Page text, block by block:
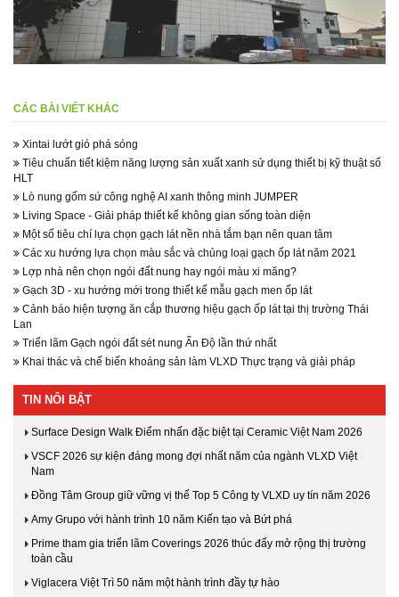
CÁC BÀI VIẾT KHÁC
Xintai lướt gió phá sóng
Tiêu chuẩn tiết kiệm năng lượng sản xuất xanh sử dụng thiết bị kỹ thuật số
HLT
Lò nung gốm sứ công nghệ AI xanh thông minh JUMPER
Living Space - Giải pháp thiết kế không gian sống toàn diện
Một số tiêu chí lựa chọn gạch lát nền nhà tắm bạn nên quan tâm
Các xu hướng lựa chọn màu sắc và chủng loại gạch ốp lát năm 2021
Lợp nhà nên chọn ngói đất nung hay ngói màu xi măng?
Gạch 3D - xu hướng mới trong thiết kế mẫu gạch men ốp lát
Cảnh báo hiện tượng ăn cắp thương hiệu gạch ốp lát tại thị trường Thái
Lan
Triển lãm Gạch ngói đất sét nung Ấn Độ lần thứ nhất
Khai thác và chế biến khoáng sản làm VLXD Thực trạng và giải pháp
TIN NỔI BẬT
Surface Design Walk Điểm nhấn đặc biệt tại Ceramic Việt Nam 2026
VSCF 2026 sự kiện đáng mong đợi nhất năm của ngành VLXD Việt
Nam
Đồng Tâm Group giữ vững vị thế Top 5 Công ty VLXD uy tín năm 2026
Amy Grupo với hành trình 10 năm Kiến tạo và Bứt phá
Prime tham gia triển lãm Coverings 2026 thúc đẩy mở rộng thị trường
toàn cầu
Viglacera Việt Trì 50 năm một hành trình đầy tự hào